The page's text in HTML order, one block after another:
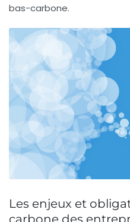
bas-carbone.
Les enjeux et
carbone des